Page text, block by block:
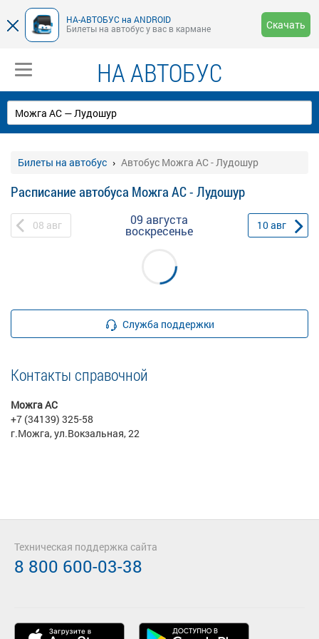
НА-АВТОБУС на ANDROID
Билеты на автобус у вас в кармане
Скачать
НА АВТОБУС
Билеты на автобус Автобус Можга АС - Лудошур
Расписание автобуса Можга АС - Лудошур
08 авг 09 августа
воскресенье 10авг
Служба поддержки
Контакты справочной
Можга АС
+7 (34139) 325-58
г.Можга, ул.Вокзальная, 22
Техническая поддержка сайта
8 800 600-03-38